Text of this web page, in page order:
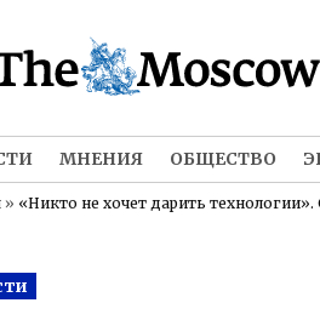
МНЕНИЯ ОБЩЕСТВО
» «Никто не хочет дарить